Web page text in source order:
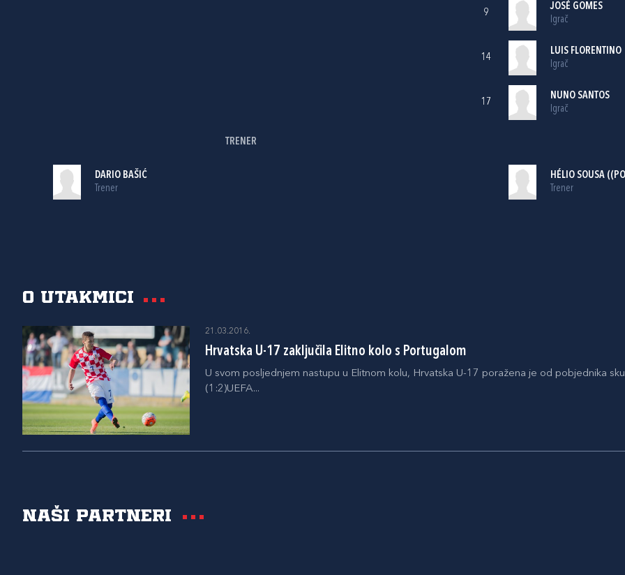
TRENER
DARIO BAŠIĆ
Trener
9
JOSÉ GOMES
Igrač
14
LUIS FLORENTINO
Igrač
17
NUNO SANTOS
Igrač
HÉLIO SOUSA
Trener
O utakmici
21.03.2016.
Hrvatska U-17 zaključila Elitno kolo s Portugalom
U svom posljednjem nastupu u Elitnom kolu, Hrvatska U-17 poražena je od pobjednika
(1:2)UEFA...
Naši partneri